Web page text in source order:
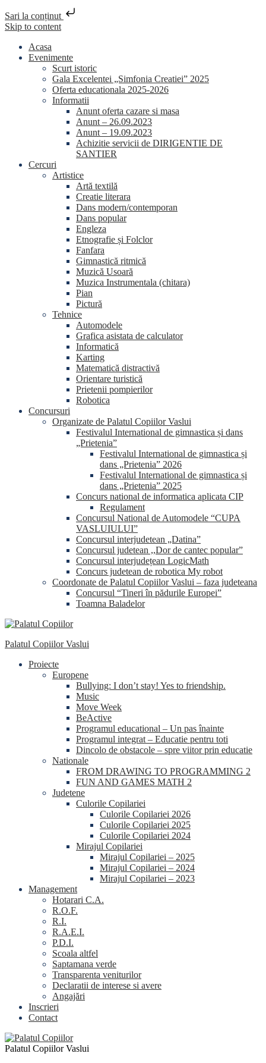
Sari la conținut
Skip to content
Acasa
Evenimente
Scurt istoric
Gala Excelentei „Simfonia Creatiei” 2025
Oferta educationala 2025-2026
Informatii
Anunt oferta cazare si masa
Anunt – 26.09.2023
Anunt – 19.09.2023
Achizitie servicii de DIRIGENTIE DE
SANTIER
Cercuri
Artistice
Artă textilă
Creatie literara
Dans modern/contemporan
Dans popular
Engleza
Etnografie și Folclor
Fanfara
Gimnastică ritmică
Muzică Usoară
Muzica Instrumentala (chitara)
Pian
Pictură
Tehnice
Automodele
Grafica asistata de calculator
Informatică
Karting
Matematică distractivă
Orientare turistică
Prietenii pompierilor
Robotica
Concursuri
Organizate de Palatul Copiilor Vaslui
Festivalul International de gimnastica și dans
„Prietenia”
Festivalul International de gimnastica și
dans „Prietenia” 2026
Festivalul International de gimnastica și
dans „Prietenia” 2025
Concurs national de informatica aplicata CIP
Regulament
Concursul National de Automodele “CUPA
VASLUIULUI”
Concursul interjudetean „Datina”
Concursul judetean ,,Dor de cantec popular”
Concursul interjudețean LogicMath
Concurs judetean de robotica My robot
Coordonate de Palatul Copiilor Vaslui – faza judeteana
Concursul “Tineri în pădurile Europei”
Toamna Baladelor
Palatul Copiilor Vaslui
Proiecte
Europene
Bullying: I don’t stay! Yes to friendship.
Music
Move Week
BeActive
Programul educational – Un pas înainte
Programul integrat – Educatie pentru toti
Dincolo de obstacole – spre viitor prin educatie
Nationale
FROM DRAWING TO PROGRAMMING 2
FUN AND GAMES MATH 2
Judetene
Culorile Copilariei
Culorile Copilariei 2026
Culorile Copilariei 2025
Culorile Copilariei 2024
Mirajul Copilariei
Mirajul Copilariei – 2025
Mirajul Copilariei – 2024
Mirajul Copilariei – 2023
Management
Hotarari C.A.
R.O.F.
R.I.
R.A.E.I.
P.D.I.
Scoala altfel
Saptamana verde
Transparenta veniturilor
Declaratii de interese si avere
Angajări
Inscrieri
Contact
Palatul Copiilor Vaslui